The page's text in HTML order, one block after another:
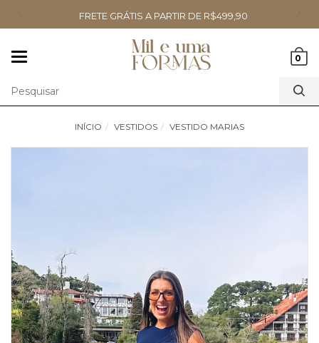
FRETE GRÁTIS A PARTIR DE R$499,90
0
INÍCIO VESTIDOS VESTIDO MARIAS